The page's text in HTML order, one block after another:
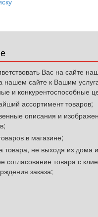
Вас на сайте
нашем сайте к Вашим
и конкурентоспособные
ассортимент товаров;
описания и
в магазине;
товара, не выходя из дома
согласование товара с
заказа;